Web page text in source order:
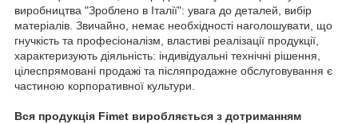
виробництва "Зроблено в Італії": увага до деталей, вибір
матеріалів. Звичайно, немає необхідності наголошувати, що
гнучкість та професіоналізм, властиві реалізації продукції,
характеризують діяльність: індивідуальні технічні рішення,
цілеспрямовані продажі та післяпродажне обслуговування є
частиною корпоративної культури.
Вся продукція Fimet виробляється з дотриманням